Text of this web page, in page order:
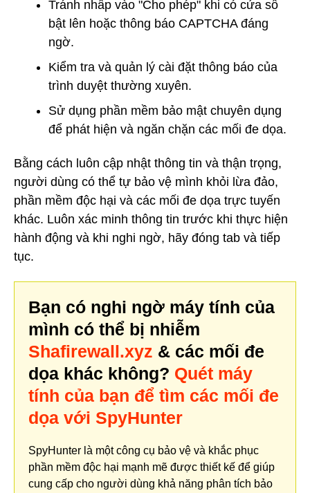
Tránh nhấp vào "Cho phép" khi có cửa sổ
bật lên hoặc thông báo CAPTCHA đáng
ngờ.
Kiểm tra và quản lý cài đặt thông báo của
trình duyệt thường xuyên.
Sử dụng phần mềm bảo mật chuyên dụng
để phát hiện và ngăn chặn các mối đe dọa.
Bằng cách luôn cập nhật thông tin và thận trọng,
người dùng có thể tự bảo vệ mình khỏi lừa đảo,
phần mềm độc hại và các mối đe dọa trực tuyến
khác. Luôn xác minh thông tin trước khi thực hiện
hành động và khi nghi ngờ, hãy đóng tab và tiếp
tục.
Bạn có nghi ngờ máy tính của
mình có thể bị nhiễm
Shafirewall.xyz & các mối đe
dọa khác không? Quét máy
tính của bạn để tìm các mối đe
dọa với SpyHunter
SpyHunter là một công cụ bảo vệ và khắc phục
phần mềm độc hại mạnh mẽ được thiết kế để giúp
cung cấp cho người dùng khả năng phân tích bảo